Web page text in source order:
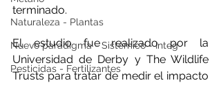
Naturaleza - Plantas
Nuevo paradigma - Sistémico - Integ
Pesticidas - Fertilizantes
terminado.
El estudio fue realizado por la
Universidad de Derby y The Wildlife
Trusts para tratar de medir el impacto